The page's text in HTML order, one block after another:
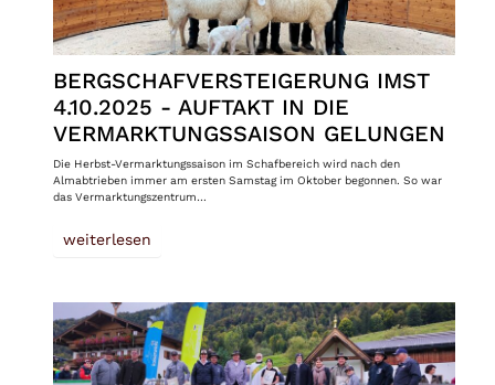
BERGSCHAFVERSTEIGERUNG IMST
4.10.2025 - AUFTAKT IN DIE
VERMARKTUNGSSAISON GELUNGEN
Die Herbst-Vermarktungssaison im Schafbereich wird nach den
Almabtrieben immer am ersten Samstag im Oktober begonnen. So war
das Vermarktungszentrum…
weiterlesen